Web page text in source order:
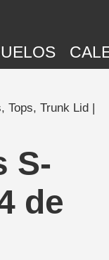
Tops, Trunk Lid |
S-
de